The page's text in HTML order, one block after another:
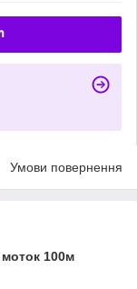
Умови повернення
100м